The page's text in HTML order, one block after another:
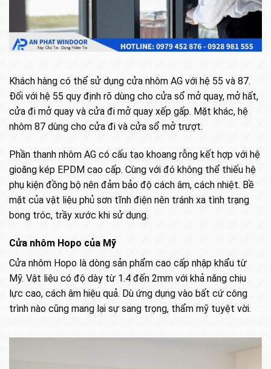
Khách hàng có thể sử dụng cửa nhôm AG với hệ 55 và 87.
Đối với hệ 55 quy định rõ dùng cho cửa sổ mở quay, mở hất,
cửa đi mở quay và cửa đi mở quay xếp gấp. Mặt khác, hệ
nhôm 87 dùng cho cửa đi và cửa sổ mở trượt.
Phần thanh nhôm AG có cấu tạo khoang rỗng kết hợp với hệ
gioăng kép EPDM cao cấp. Cùng với đó không thể thiếu hệ
phụ kiện đồng bộ nên đảm bảo độ cách âm, cách nhiệt. Bề
mặt của vật liệu phủ sơn tĩnh điện nên tránh xa tình trạng
bong tróc, trầy xước khi sử dụng.
Cửa nhôm Hopo của Mỹ
Cửa nhôm Hopo là dòng sản phẩm cao cấp nhập khẩu từ
Mỹ. Vật liệu có độ dày từ 1.4 đến 2mm với khả năng chịu
lực cao, cách âm hiệu quả. Dù ứng dụng vào bất cứ công
trình nào cũng mang lại sự sang trọng, thẩm mỹ tuyệt vời.